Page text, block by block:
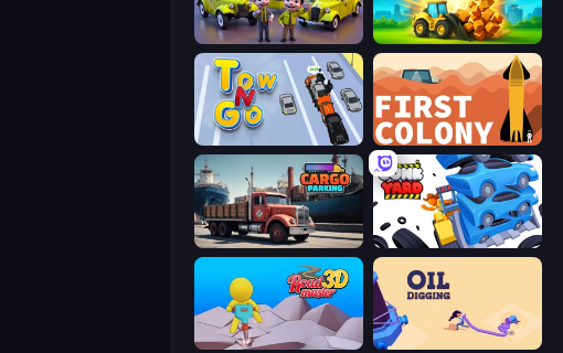
Taxi Tycoon: Idle Business Boomdozer
Tow N Go First Colony
Cargo Truck Parking Junkyard Sim
Road Master 3D Oil Digging